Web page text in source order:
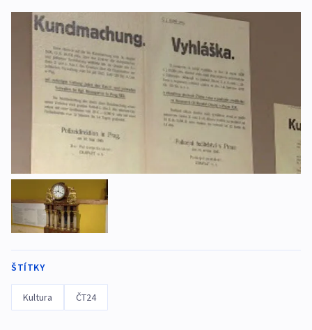
ŠTÍTKY
Kultura ČT24